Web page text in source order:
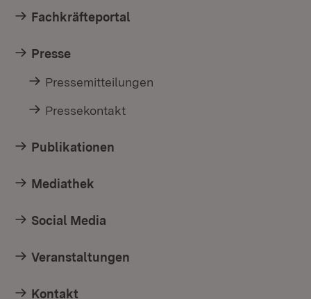
Fachkräfteportal
Presse
Pressemitteilungen
Pressekontakt
Publikationen
Mediathek
Social Media
Veranstaltungen
Kontakt